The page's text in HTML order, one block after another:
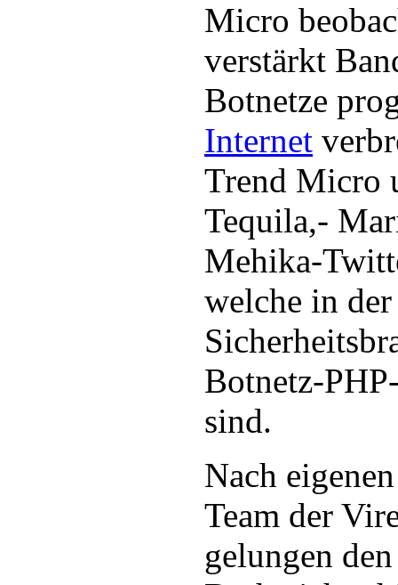
Micro
verstärkt
Botnetze
Internet
Trend Micro
Tequila,-
Mehika-
welche in
Botnetz-
sind.
Nach
Team der
gelungen